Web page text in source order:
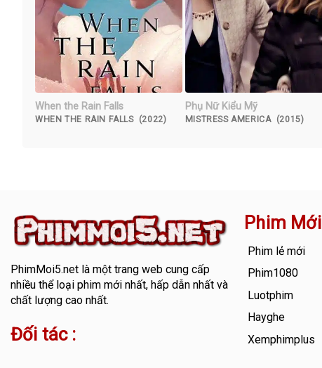
When the Rain Falls
WHEN THE RAIN FALLS (2022)
Phụ Nữ Kiểu Mỹ
MISTRESS AMERICA (2015)
PhimMoi5.netlà một trang web cung cấp
nhiều thể loại phim mới nhất, hấp dẫn nhất và
chất lượng cao nhất.
Đối tác :
Phim Mới
Phim lẻ mới
Phim1080
Luotphim
Hayghe
Xemphimplus